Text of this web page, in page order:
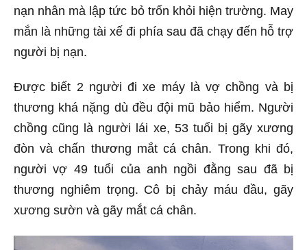
nạn nhân mà lập tức bỏ trốn khỏi hiện trường. May
mắn là những tài xế đi phía sau đã chạy đến hỗ trợ
người bị nạn.
Được biết 2 người đi xe máy là vợ chồng và bị
thương khá nặng dù đều đội mũ bảo hiểm. Người
chồng cũng là người lái xe, 53 tuổi bị gãy xương
đòn và chấn thương mắt cá chân. Trong khi đó,
người vợ 49 tuổi của anh ngồi đằng sau đã bị
thương nghiêm trọng. Cô bị chảy máu đầu, gãy
xương sườn và gãy mắt cá chân.